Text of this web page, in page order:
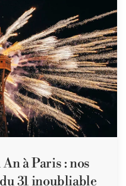
à Paris : nos
31 inoubliable